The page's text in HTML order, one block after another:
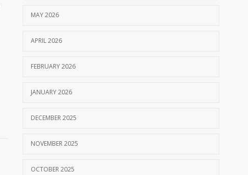
MAY 2026
APRIL 2026
FEBRUARY 2026
JANUARY 2026
DECEMBER 2025
NOVEMBER 2025
OCTOBER 2025